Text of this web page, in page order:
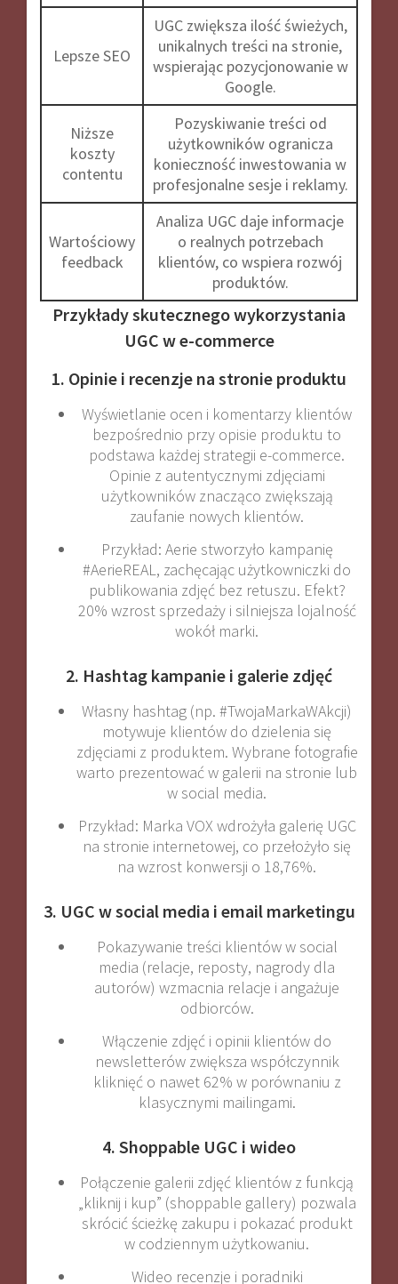
Lepsze SEO
UGC zwiększa ilość świeżych,
unikalnych treści na stronie,
wspierając pozycjonowanie w
Google.
Niższe
koszty
contentu
Pozyskiwanie treści od
użytkowników ogranicza
konieczność inwestowania w
profesjonalne sesje i reklamy.
Wartościowy
feedback
Analiza UGC daje informacje
o realnych potrzebach
klientów, co wspiera rozwój
produktów.
Przykłady skutecznego wykorzystania
UGC w e-commerce
1. Opinie i recenzje na stronie produktu
Wyświetlanie ocen i komentarzy klientów
bezpośrednio przy opisie produktu to
podstawa każdej strategii e-commerce.
Opinie z autentycznymi zdjęciami
użytkowników znacząco zwiększają
zaufanie nowych klientów.
Przykład: Aerie stworzyło kampanię
#AerieREAL, zachęcając użytkowniczki do
publikowania zdjęć bez retuszu. Efekt?
20% wzrost sprzedaży i silniejsza lojalność
wokół marki.
2. Hashtag kampanie i galerie zdjęć
Własny hashtag (np. #TwojaMarkaWAkcji)
motywuje klientów do dzielenia się
zdjęciami z produktem. Wybrane fotografie
warto prezentować w galerii na stronie lub
w social media.
Przykład: Marka VOX wdrożyła galerię UGC
na stronie internetowej, co przełożyło się
na wzrost konwersji o 18,76%.
3. UGC w social media i email marketingu
Pokazywanie treści klientów w social
media (relacje, reposty, nagrody dla
autorów) wzmacnia relacje i angażuje
odbiorców.
Włączenie zdjęć i opinii klientów do
newsletterów zwiększa współczynnik
kliknięć o nawet 62% w porównaniu z
klasycznymi mailingami.
4. Shoppable UGC i wideo
Połączenie galerii zdjęć klientów z funkcją
„kliknij i kup” (shoppable gallery) pozwala
skrócić ścieżkę zakupu i pokazać produkt
w codziennym użytkowaniu.
Wideo recenzje i poradniki